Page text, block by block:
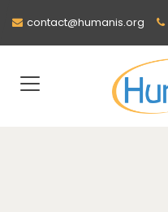
contact@humanis.org